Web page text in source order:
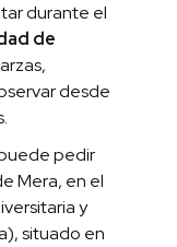
durante el
de
desde
pedir
Mera, en el
y
situado en